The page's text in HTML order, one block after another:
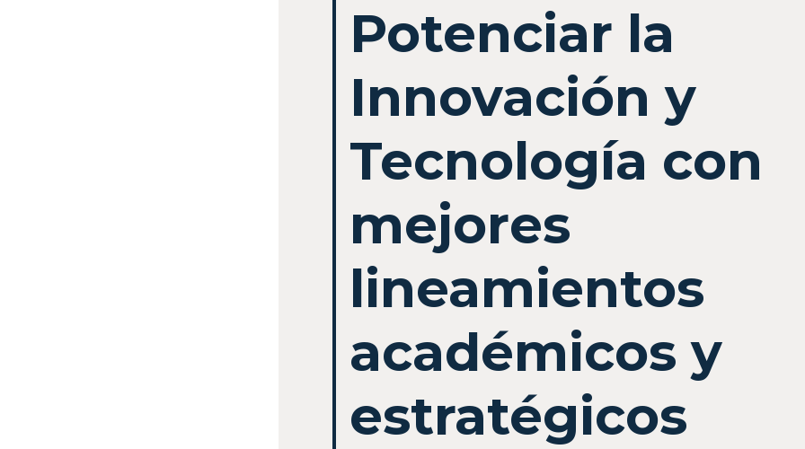
Potenciar la
Innovación y
Tecnología con
mejores
lineamientos
académicos y
estratégicos